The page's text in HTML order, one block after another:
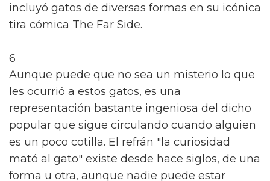
incluyó gatos de diversas formas en su icónica
tira cómica The Far Side.
6
Aunque puede que no sea un misterio lo que
les ocurrió a estos gatos, es una
representación bastante ingeniosa del dicho
popular que sigue circulando cuando alguien
es un poco cotilla. El refrán "la curiosidad
mató al gato" existe desde hace siglos, de una
forma u otra, aunque nadie puede estar